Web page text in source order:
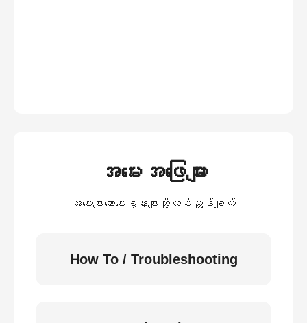
အမေးအဖြေများ
အမေးများသောမေးခွန်းများသို့လမ်းညွှန်ချက်
How To / Troubleshooting